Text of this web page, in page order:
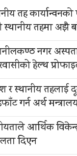
तह
स्थानीय तहमा अझै
नगर
हेल्थ
र स्थानीय तहलाई
गर्न अर्थ
आर्थिक
दिएन